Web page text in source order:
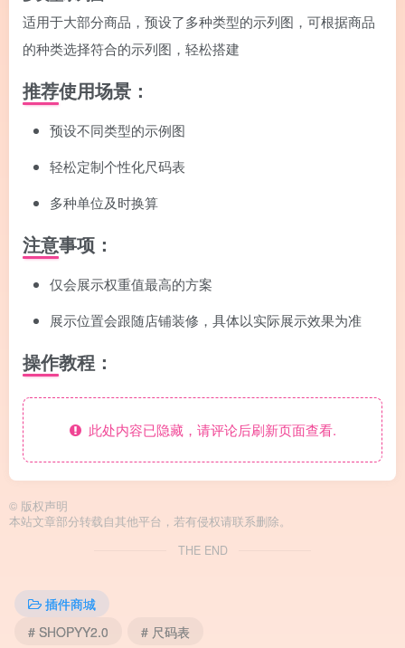
适用于大部分商品，预设了多种类型的示列图，可根据商品
的种类选择符合的示列图，轻松搭建
推荐使用场景：
预设不同类型的示例图
轻松定制个性化尺码表
多种单位及时换算
注意事项：
仅会展示权重值最高的方案
展示位置会跟随店铺装修，具体以实际展示效果为准
操作教程：
此处内容已隐藏，请评论后刷新页面查看.
© 版权声明
本站文章部分转载自其他平台，若有侵权请联系删除。
THE END
插件商城
# SHOPYY2.0
# 尺码表